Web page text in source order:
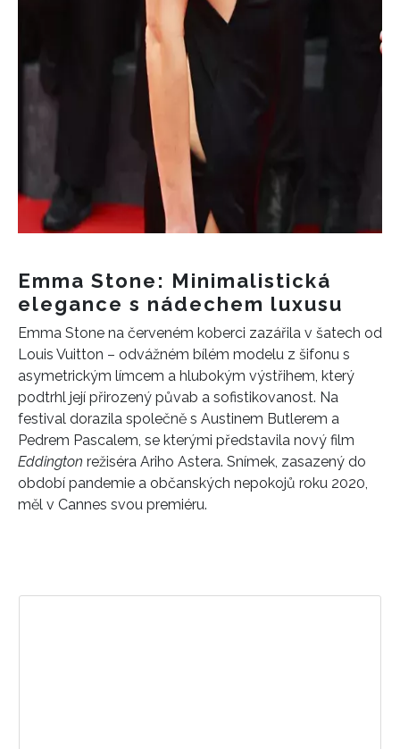
Emma Stone: Minimalistická
elegance s nádechem luxusu
Emma Stone na červeném koberci zazářila v šatech od
Louis Vuitton – odvážném bílém modelu z šifonu s
asymetrickým límcem a hlubokým výstřihem, který
podtrhl její přirozený půvab a sofistikovanost. Na
festival dorazila společně s Austinem Butlerem a
Pedrem Pascalem, se kterými představila nový film
Eddington režiséra Ariho Astera. Snímek, zasazený do
období pandemie a občanských nepokojů roku 2020,
měl v Cannes svou premiéru.